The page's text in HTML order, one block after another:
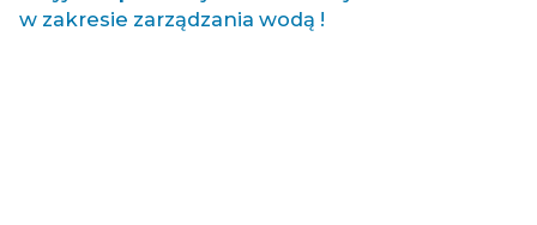
w zakresie zarządzania wodą !